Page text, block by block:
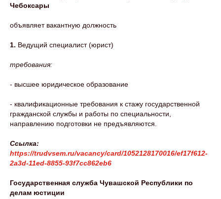
Чебоксары
объявляет вакантную должность
1. Ведущий специалист (юрист)
требования:
- высшее юридическое образование
- квалификационные требования к стажу государственной
гражданской службы и работы по специальности,
направлению подготовки не предъявляются.
Ссылка:
https://trudvsem.ru/vacancy/card/1052128170016/ef17f612-
2a3d-11ed-8855-93f7cc862eb6
Государственная служба Чувашской Республики по
делам юстиции